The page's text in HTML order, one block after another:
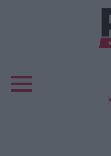
Menu